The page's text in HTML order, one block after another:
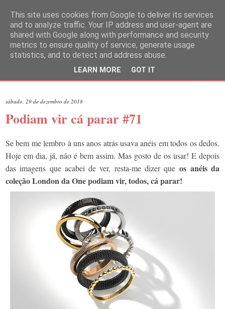
sábado, 29 de dezembro de 2018
Podiam vir cá parar #71
Se bem me lembro à uns anos atrás usava anéis em todos os dedos.
Hoje em dia, já, não é bem assim. Mas gosto de os usar! E depois
das imagens que acabei de ver, resta-me dizer queos anéis da
coleção London da One podiam vir, todos, cá parar!
This site uses cookies from Google to deliver its services
and to analyze traffic. Your IP address and user-agent are
shared with Google along with performance and security
metrics to ensure quality of service, generate usage
statistics, and to detect and address abuse.
LEARN MORE GOT IT